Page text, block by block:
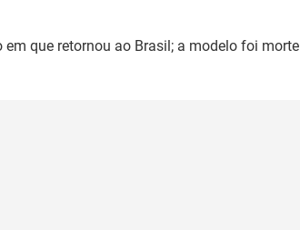
que retornou ao Brasil; a modelo foi